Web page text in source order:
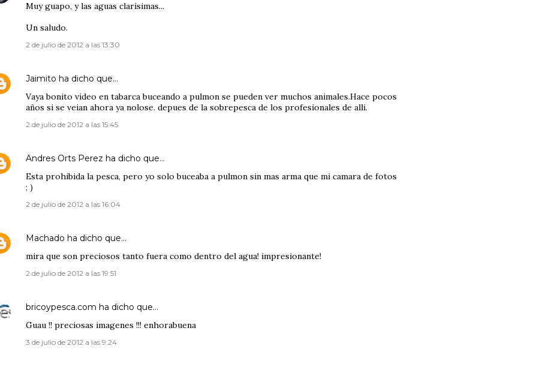
Muy guapo, y las aguas clarísimas...
Un saludo.
2 de julio de 2012 a las 13:30
Jaimito ha dicho que…
Vaya bonito video en tabarca buceando a pulmon se pueden ver muchos animales.Hace pocos
años si se veian ahora ya nolose. depues de la sobrepesca de los profesionales de alli.
2 de julio de 2012 a las 15:45
Andres Orts Perez ha dicho que…
Esta prohibida la pesca, pero yo solo buceaba a pulmon sin mas arma que mi camara de fotos
; )
2 de julio de 2012 a las 16:04
Machado ha dicho que…
mira que son preciosos tanto fuera como dentro del agua! impresionante!
2 de julio de 2012 a las 19:51
bricoypesca.com ha dicho que…
Guau !! preciosas imagenes !!! enhorabuena
3 de julio de 2012 a las 9:24